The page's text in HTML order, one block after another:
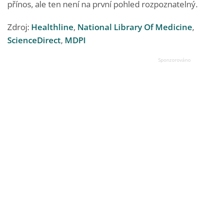
přínos, ale ten není na první pohled rozpoznatelný.
Zdroj: Healthline, National Library Of Medicine,
ScienceDirect, MDPI